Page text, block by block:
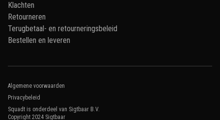
Klachten
Retourneren
Terugbetaal- en retourneringsbeleid
Bestellen en leveren
Algemene voorwaarden
Privacybeleid
Squadt is onderdeel van Sigtbaar B.V.
Copyright 2024 Sigtbaar